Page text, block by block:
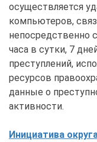
осуществляется
компьютеров,
непосредственно
часа в сутки, 7
преступлений,
ресурсов
данные о
активности.
Инициатива